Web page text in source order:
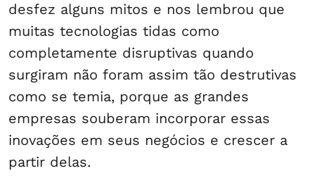
desfez alguns mitos e nos lembrou que
muitas tecnologias tidas como
completamente disruptivas quando
surgiram não foram assim tão destrutivas
como se temia, porque as grandes
empresas souberam incorporar essas
inovações em seus negócios e crescer a
partir delas.